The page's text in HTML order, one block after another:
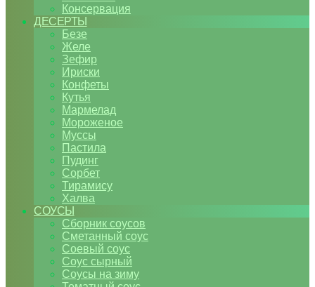
Консервация
ДЕСЕРТЫ
Безе
Желе
Зефир
Ириски
Конфеты
Кутья
Мармелад
Мороженое
Муссы
Пастила
Пудинг
Сорбет
Тирамису
Халва
СОУСЫ
Сборник соусов
Сметанный соус
Соевый соус
Соус сырный
Соусы на зиму